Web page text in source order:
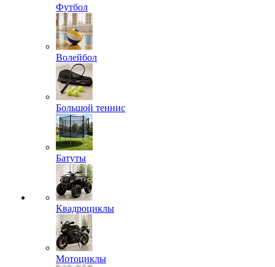
Футбол
Волейбол
Большой теннис
Батуты
Квадроциклы
Мотоциклы